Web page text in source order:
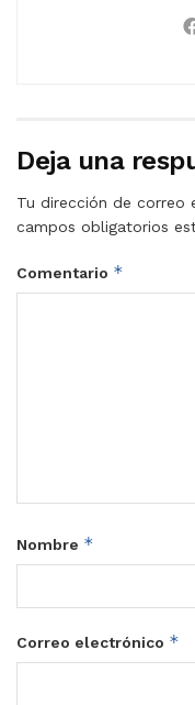
Deja una
Tu dirección de correo
campos obligatorios
Comentario *
Nombre *
Correo electrónico *